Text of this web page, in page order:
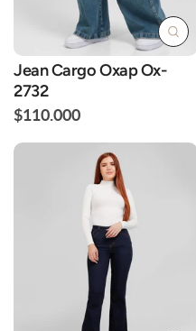
Jean Cargo Oxap Ox-
2732
$110.000